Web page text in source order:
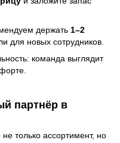
держать 1–2
для новых сотрудников.
команда выглядит
партнёр в
только ассортимент, но